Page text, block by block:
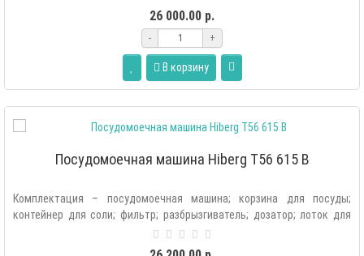
26 000.00 р.
- +
В корзину
Посудомоечная машина Hiberg T56 615 B
Комплектация – посудомоечная машина; корзина для посуды;
контейнер для соли; фильтр; разбрызгиватель; дозатор; лоток для